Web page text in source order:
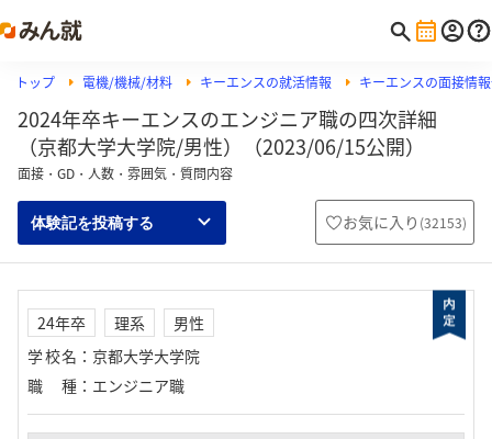
トップ 電機/機械/材料 キーエンスの就活情報 キーエンスの面接情
2024年卒キーエンスのエンジニア職の四次詳細
（京都大学大学院/男性）（2023/06/15公開）
面接・GD・人数・雰囲気・質問内容
体験記を投稿する お気に入り (32153)
24年卒 理系
男性
学校名 ： 京都大学大学院
職種 ： エンジニア職